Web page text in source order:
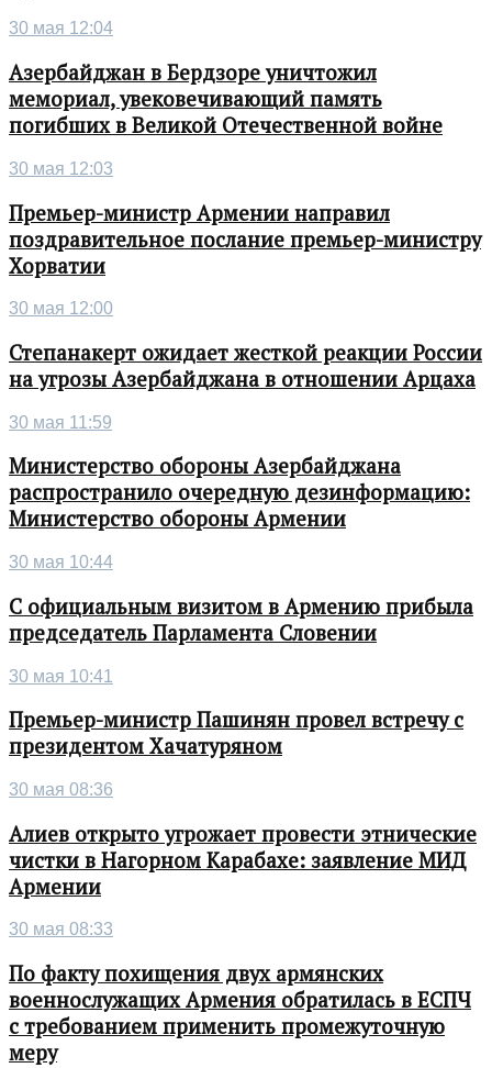
30 мая 12:04
Азербайджан в Бердзоре уничтожил
мемориал, увековечивающий память
погибших в Великой Отечественной войне
30 мая 12:03
Премьер-министр Армении направил
поздравительное послание премьер-министру
Хорватии
30 мая 12:00
Степанакерт ожидает жесткой реакции России
на угрозы Азербайджана в отношении Арцаха
30 мая 11:59
Министерство обороны Азербайджана
распространило очередную дезинформацию:
Министерство обороны Армении
30 мая 10:44
С официальным визитом в Армению прибыла
председатель Парламента Словении
30 мая 10:41
Премьер-министр Пашинян провел встречу с
президентом Хачатуряном
30 мая 08:36
Алиев открыто угрожает провести этнические
чистки в Нагорном Карабахе: заявление МИД
Армении
30 мая 08:33
По факту похищения двух армянских
военнослужащих Армения обратилась в ЕСПЧ
с требованием применить промежуточную
меру